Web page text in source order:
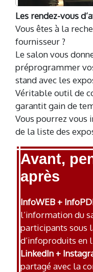
Les rendez-vous
Vous êtes à la
fournisseur ?
Le salon vous
préprogrammer
stand avec les
Véritable outil de
garantit gain de
Vous pourrez vous
de la liste des
Avant,
après
InfoWEB +
l’information du
participants sous
d’infoproduits en
LinkedIn +
partagé avec la